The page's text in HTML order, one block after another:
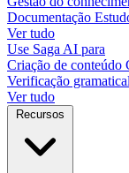
Documentação
Ver tudo
Use Saga AI para
Criação de conteúdo
Verificação gramatical
Ver tudo